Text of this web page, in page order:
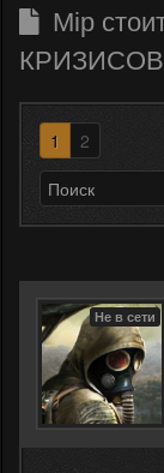
Мір
1 2
Не в сети